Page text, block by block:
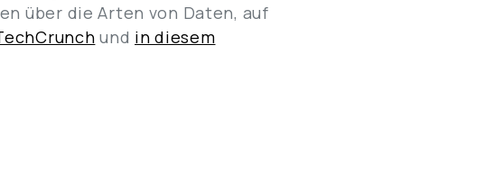
über die Arten von Daten, auf
und in diesem